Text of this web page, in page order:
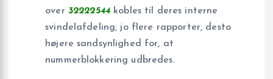
over 32222544kobles til deres interne
svindelafdeling; jo flere rapporter, desto
højere sandsynlighed for, at
nummerblokkering udbredes.